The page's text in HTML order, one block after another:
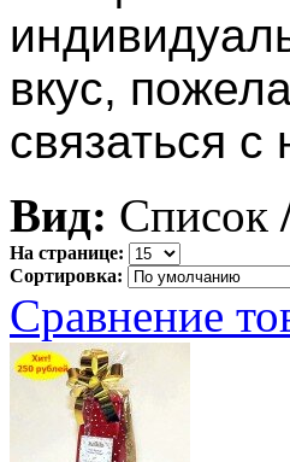
вкус,
связаться с
Вид: Список
На странице:
Сортировка:
Сравнение